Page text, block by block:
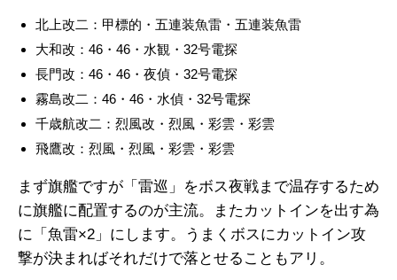
北上改二：甲標的・五連装魚雷・五連装魚雷
大和改：46・46・水観・32号電探
長門改：46・46・夜偵・32号電探
霧島改二：46・46・水偵・32号電探
千歳航改二：烈風改・烈風・彩雲・彩雲
飛鷹改：烈風・烈風・彩雲・彩雲
まず旗艦ですが「雷巡」をボス夜戦まで温存するため
に旗艦に配置するのが主流。またカットインを出す為
に「魚雷×2」にします。うまくボスにカットイン攻
撃が決まればそれだけで落とせることもアリ。